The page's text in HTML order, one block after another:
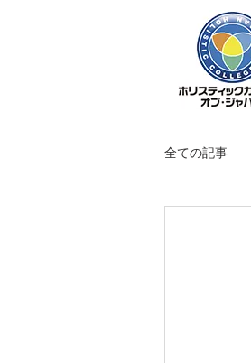
全ての記事
ホリス